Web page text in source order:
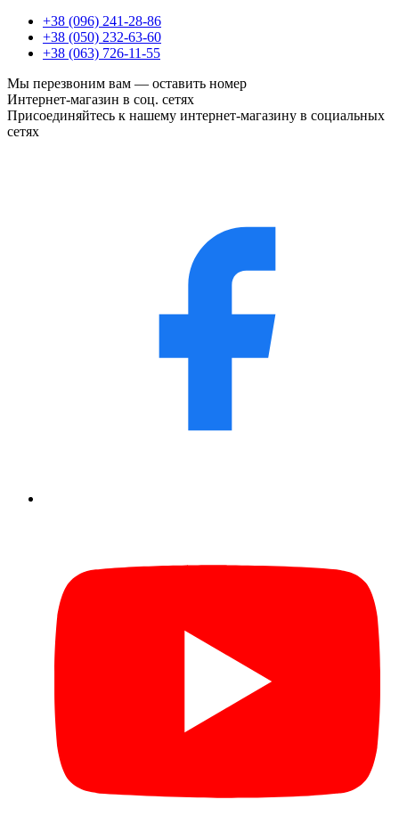
+38 (096) 241-28-86
+38 (050) 232-63-60
+38 (063) 726-11-55
Мы перезвоним вам — оставить номер
Интернет-магазин в соц. сетях
Присоединяйтесь к нашему интернет-магазину в социальных
сетях